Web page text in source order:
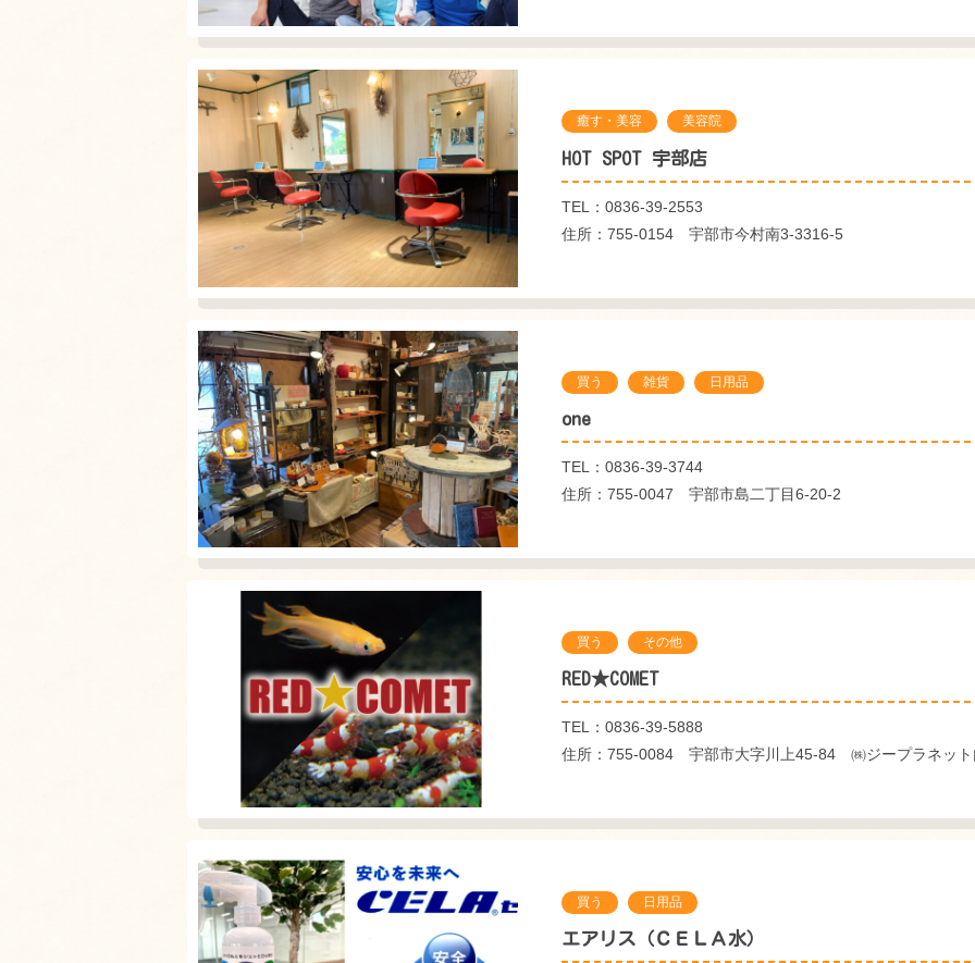
癒す・美容 美容院
HOT SPOT 宇部店
TEL：0836-39-2553
住所：755-0154 宇部市今村南3-3316-5
買う 雑貨 日用品
one
TEL：0836-39-3744
住所：755-0047 宇部市島二丁目6-20-2
買う その他
RED★COMET
TEL：0836-39-5888
住所：755-0084 宇部市大字川上45-84 ㈱ジープラネット
買う 日用品
エアリス（ＣＥＬＡ水）